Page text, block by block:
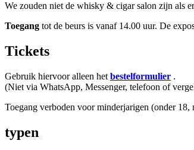
We zouden niet de whisky & cigar salon zijn als
Toegang tot de beurs is vanaf 14.00 uur. De
Tickets
Gebruik hiervoor alleen het bestelformulier .
(Niet via WhatsApp, Messenger, telefoon of
Toegang verboden voor minderjarigen (onder 18,
typen